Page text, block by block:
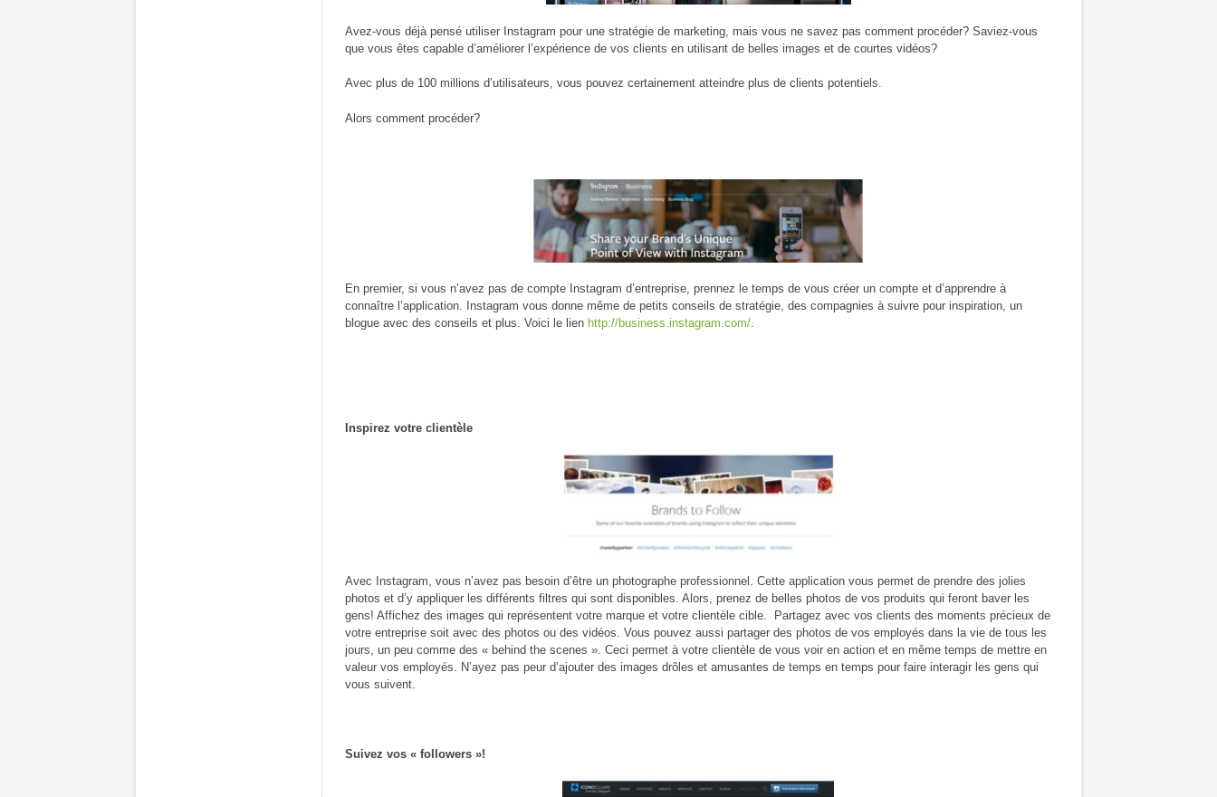
Avez-vous déjà pensé utiliser Instagram pour une stratégie de marketing, mais vous ne savez pas comment procéder? Saviez-vous
que vous êtes capable d’améliorer l’expérience de vos clients en utilisant de belles images et de courtes vidéos?
Avec plus de 100 millions d’utilisateurs, vous pouvez certainement atteindre plus de clients potentiels.
Alors comment procéder?
En premier, si vous n’avez pas de compte Instagram d’entreprise, prennez le temps de vous créer un compte et d’apprendre à
connaître l’application. Instagram vous donne même de petits conseils de stratégie, des compagnies à suivre pour inspiration, un
blogue avec des conseils et plus. Voici le lien http://business.instagram.com/.
Inspirez votre clientèle
Avec Instagram, vous n’avez pas besoin d’être un photographe professionnel. Cette application vous permet de prendre des jolies
photos et d’y appliquer les différents filtres qui sont disponibles. Alors, prenez de belles photos de vos produits qui feront baver les
gens! Affichez des images qui représentent votre marque et votre clientèle cible. Partagez avec vos clients des moments précieux de
votre entreprise soit avec des photos ou des vidéos. Vous pouvez aussi partager des photos de vos employés dans la vie de tous les
jours, un peu comme des « behind the scenes ». Ceci permet à votre clientèle de vous voir en action et en même temps de mettre en
valeur vos employés. N’ayez pas peur d’ajouter des images drôles et amusantes de temps en temps pour faire interagir les gens qui
vous suivent.
Suivez vos « followers »!